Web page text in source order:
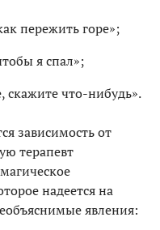
пережить горе»;
я спал»;
скажите что-нибудь».
зависимость от
терапевт
надеется на
явления: